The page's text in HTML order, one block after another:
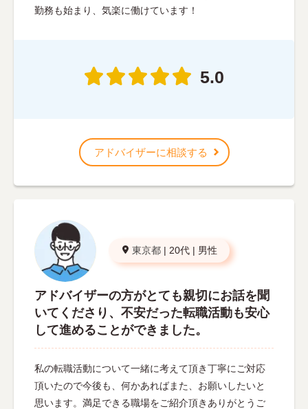
勤務も始まり、気楽に働けています！
5.0
アドバイザーに相談する
東京都 | 20代 | 男性
アドバイザーの方がとても親切にお話を聞
いてくださり、不安だった転職活動も安心
して進めることができました。
私の転職活動について一緒に考えて頂き丁寧にご対応
頂いたので今後も、何かあればまた、お願いしたいと
思います。満足できる職場をご紹介頂きありがとうご